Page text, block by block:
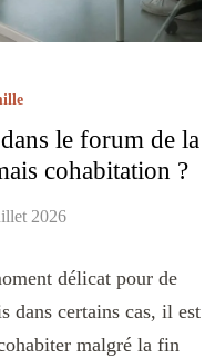
le forum de la
cohabitation ?
2026
délicat pour de
dans certains cas, il est
malgré la fin